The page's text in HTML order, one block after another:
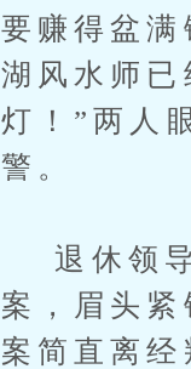
要赚得盆
湖风水师
灯！”两人
警。
退休领导
案，眉头
案简直离